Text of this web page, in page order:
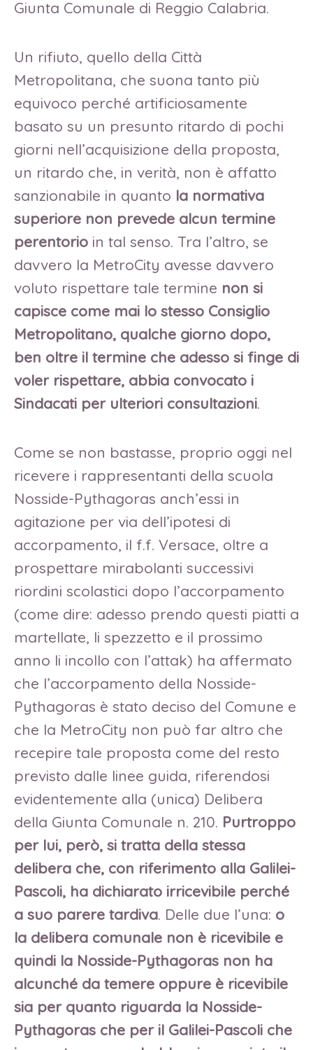
Giunta Comunale di Reggio Calabria.
Un rifiuto, quello della Città
Metropolitana, che suona tanto più
equivoco perché artificiosamente
basato su un presunto ritardo di pochi
giorni nell’acquisizione della proposta,
un ritardo che, in verità, non è affatto
sanzionabile in quanto la normativa
superiore non prevede alcun termine
perentorio in tal senso. Tra l’altro, se
davvero la MetroCity avesse davvero
voluto rispettare tale termine non si
capisce come mai lo stesso Consiglio
Metropolitano, qualche giorno dopo,
ben oltre il termine che adesso si finge di
voler rispettare, abbia convocato i
Sindacati per ulteriori consultazioni.
Come se non bastasse, proprio oggi nel
ricevere i rappresentanti della scuola
Nosside-Pythagoras anch’essi in
agitazione per via dell’ipotesi di
accorpamento, il f.f. Versace, oltre a
prospettare mirabolanti successivi
riordini scolastici dopo l’accorpamento
(come dire: adesso prendo questi piatti a
martellate, li spezzetto e il prossimo
anno li incollo con l’attak) ha affermato
che l’accorpamento della Nosside-
Pythagoras è stato deciso del Comune e
che la MetroCity non può far altro che
recepire tale proposta come del resto
previsto dalle linee guida, riferendosi
evidentemente alla (unica) Delibera
della Giunta Comunale n. 210. Purtroppo
per lui, però, si tratta della stessa
delibera che, con riferimento alla Galilei-
Pascoli, ha dichiarato irricevibile perché
a suo parere tardiva. Delle due l’una: o
la delibera comunale non è ricevibile e
quindi la Nosside-Pythagoras non ha
alcunché da temere oppure è ricevibile
sia per quanto riguarda la Nosside-
Pythagoras che per il Galilei-Pascoli che